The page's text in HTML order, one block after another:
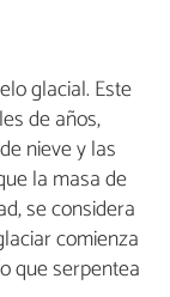
glacial. Este
de años,
nieve y las
la masa de
se considera
comienza
que serpentea